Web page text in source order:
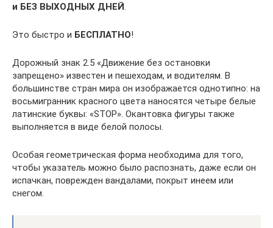
и БЕЗ ВЫХОДНЫХ ДНЕЙ.
Это быстро и БЕСПЛАТНО!
Дорожный знак 2.5 «Движение без остановки
запрещено» известен и пешеходам, и водителям. В
большинстве стран мира он изображается однотипно: на
восьмигранник красного цвета наносятся четыре белые
латинские буквы: «STOP». Окантовка фигуры также
выполняется в виде белой полосы.
Особая геометрическая форма необходима для того,
чтобы указатель можно было распознать, даже если он
испачкан, поврежден вандалами, покрыт инеем или
снегом.